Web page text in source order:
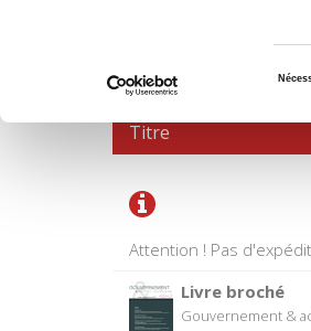
PANIER
Attention ! Pas
Titre
Livre broché
Gouvernement &